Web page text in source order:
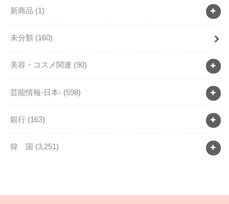
新商品 (1)
未分類 (160)
美容・コスメ関連 (90)
芸能情報-日本- (598)
銀行 (163)
韓 国 (3,251)